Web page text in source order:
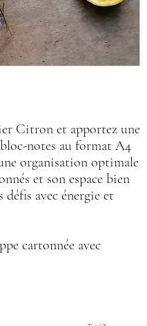
Citron et apportez une
notes au format A4
organisation optimale
et son espace bien
défis avec énergie et
cartonnée avec